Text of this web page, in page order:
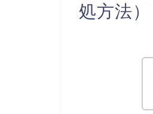
処方法）